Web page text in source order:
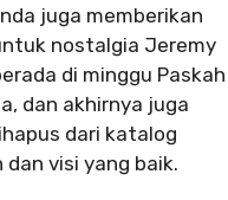
juga memberikan
nostalgia Jeremy
di minggu Paskah
dan akhirnya juga
dari katalog
visi yang baik.